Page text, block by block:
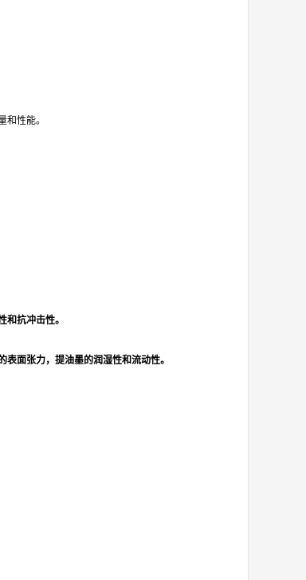
性能。
抗冲击性。
面张力，提油墨的润湿性和流动性。